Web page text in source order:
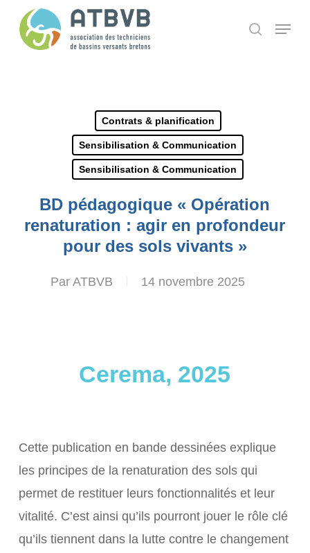
search
Menu
Contrats & planification
Sensibilisation & Communication
Sensibilisation & Communication
BD pédagogique « Opération
renaturation : agir en profondeur
pour des sols vivants »
Par ATBVB 14 novembre 2025
Cerema, 2025
Cette publication en bande dessinées explique
les principes de la renaturation des sols qui
permet de restituer leurs fonctionnalités et leur
vitalité. C’est ainsi qu’ils pourront jouer le rôle clé
qu’ils tiennent dans la lutte contre le changement
Panneau de gestion des cookies